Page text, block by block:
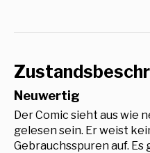
Neuwertig
Der Comic sieht aus wie
gelesen sein. Er weist
Gebrauchsspuren auf.